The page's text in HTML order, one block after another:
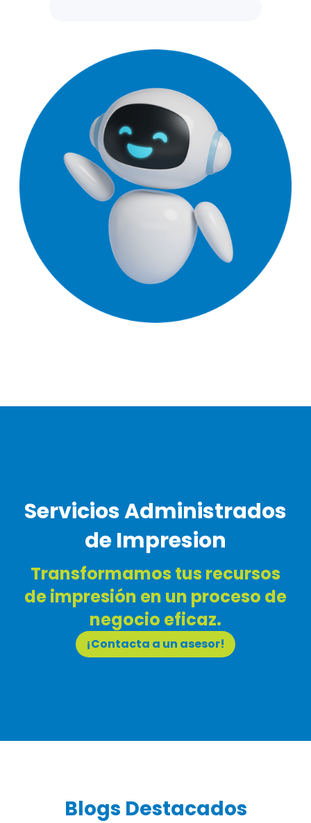
Servicios Administrados
de Impresion
Transformamos tus recursos
de impresión en un proceso de
negocio eficaz.
¡Contacta a un asesor!
Blogs Destacados